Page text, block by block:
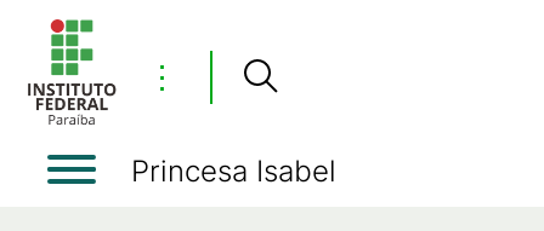
⋮
Princesa Isabel